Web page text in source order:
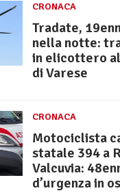
CRONACA
Tradate,
nella notte:
in elicottero
di Varese
CRONACA
Motociclista
statale 394 a
Valcuvia:
d’urgenza in